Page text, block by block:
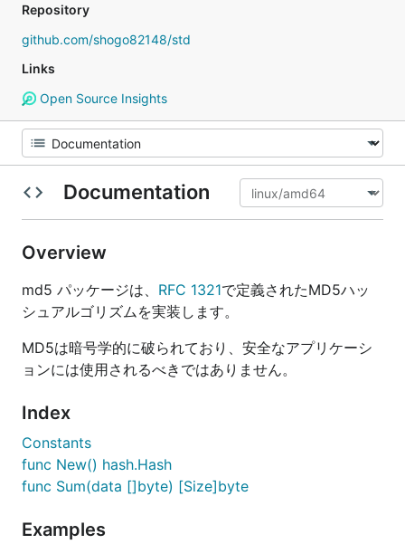
Repository
github.com/shogo82148/std
Links
Open Source Insights
Documentation
Overview
md5 パッケージは、 RFC 1321で定義されたMD5ハッ
シュアルゴリズムを実装します。
MD5は暗号学的に破られており、安全なアプリケーシ
ョンには使用されるべきではありません。
Index
Constants
func New() hash.Hash
func Sum(data []byte) [Size]byte
Examples